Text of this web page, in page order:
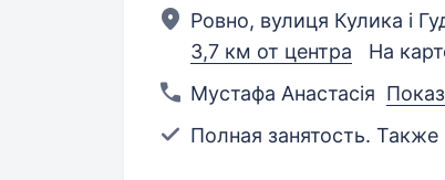
Ровно, вулиця Кулика і
3,7 км от центра
На
Мустафа Анастасія
Полная занятость. Также